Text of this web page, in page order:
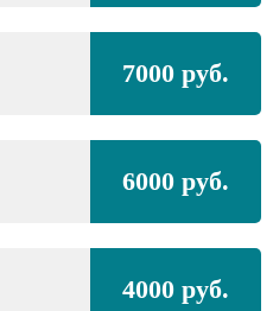
7000 руб.
6000 руб.
4000 руб.